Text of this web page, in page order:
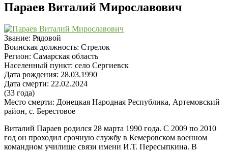
Параев Виталий Мирославович
Звание: Рядовой
Воинская должность: Стрелок
Регион: Самарская область
Населенный пункт: село Сергиевск
Дата рождения: 28.03.1990
Дата смерти: 22.02.2024
(33 года)
Место смерти: Донецкая Народная Республика, Артемовский
район, с. Берестовое
Виталий Параев родился 28 марта 1990 года. С 2009 по 2010
год он проходил срочную службу в Кемеровском военном
командном училище связи имени И.Т. Пересыпкина. В